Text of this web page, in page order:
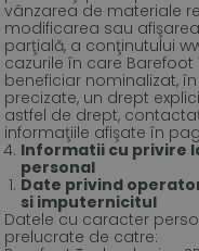
vânzarea de materiale
modificarea sau
parţială, a conţinutului
cazurile în care Barefoot
beneficiar nominalizat,
precizate, un drept
astfel de drept,
informaţiile afişate în
Informatii cu privire
personal
Date privind
si imputernicitul
Datele cu caracter
prelucrate de catre: